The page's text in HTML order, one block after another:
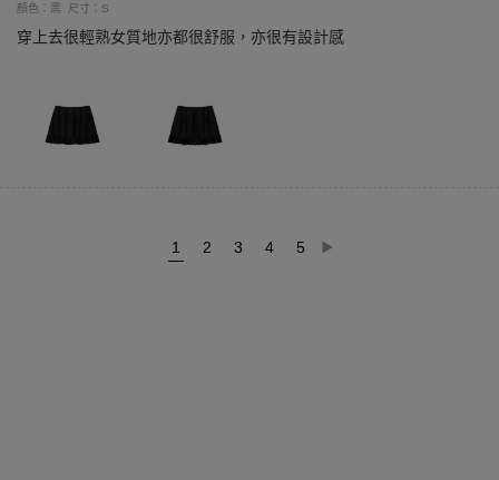
顏色：黑
尺寸：S
穿上去很輕熟女質地亦都很舒服，亦很有設計感
1 2 3 4 5